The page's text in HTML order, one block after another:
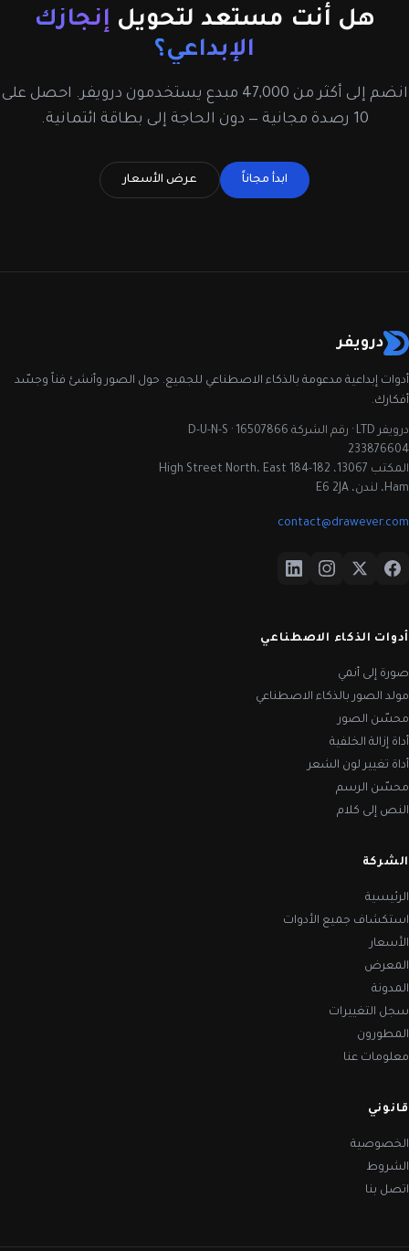
هل أنت مستعد لتحويل إنجازك
الإبداعي؟
انضم إلى أكثر من 47,000 مبدع يستخدمون درويفر. احصل على
10 رصدة مجانية — دون الحاجة إلى بطاقة ائتمانية.
ابدأ مجاناً عرض الأسعار
درويفر
أدوات إبداعية مدعومة بالذكاء الاصطناعي للجميع. حول الصور وأنشئ فناً وجسّد
أفكارك.
درويفر LTD · رقم الشركة 16507866 · D-U-N-S
233876604
المكتب 13067، 182-184 High Street North، East
Ham، لندن، E6 2JA
contact@drawever.com
أدوات الذكاء الاصطناعي
صورة إلى أنمي
مولد الصور بالذكاء الاصطناعي
محسّن الصور
أداة إزالة الخلفية
أداة تغيير لون الشعر
محسّن الرسم
النص إلى كلام
الشركة
الرئيسية
استكشاف جميع الأدوات
الأسعار
المعرض
المدونة
سجل التغييرات
المطورون
معلومات عنا
قانوني
الخصوصية
الشروط
اتصل بنا